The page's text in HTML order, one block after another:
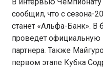
сообщил, что с сезона-
станет «Альфа-Банк».
проведет официальную
партнера. Также
первом этапе Кубка